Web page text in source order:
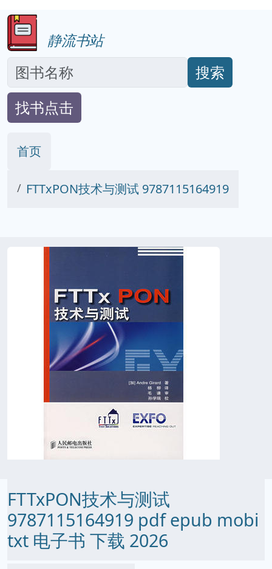
静流书站
搜索
找书点击
首页
FTTxPON技术与测试 9787115164919
FTTxPON技术与测试
9787115164919 pdf epub mobi
txt 电子书 下载 2026